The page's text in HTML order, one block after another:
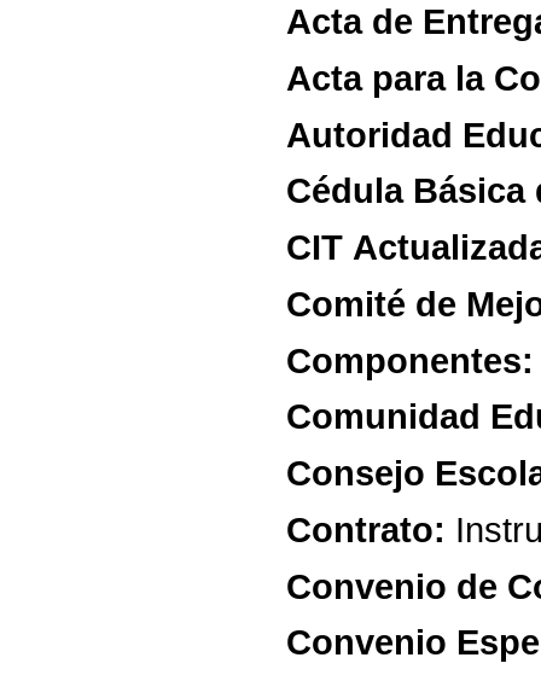
Acta de
Acta para la
Autoridad
Cédula Básica
CIT
Comité de
Componentes:
Comunidad
Consejo
Contrato:
Convenio de
Convenio